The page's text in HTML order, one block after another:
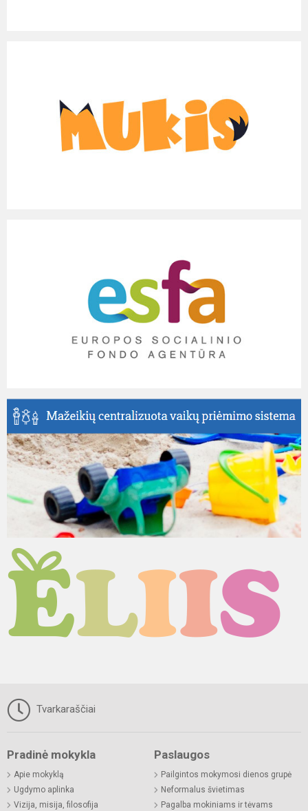
Tvarkaraščiai
Pradinė mokykla
Apie mokyklą
Ugdymo aplinka
Vizija, misija, filosofija
Paslaugos
Pailgintos mokymosi dienos grupė
Neformalus švietimas
Pagalba mokiniams ir tėvams